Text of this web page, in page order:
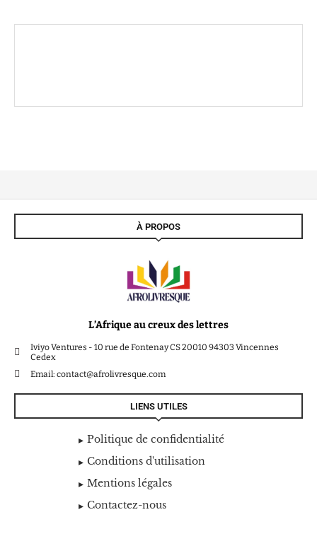
À PROPOS
L’Afrique au creux des lettres
Iviyo Ventures - 10 rue de Fontenay CS 20010 94303 Vincennes
Cedex
Email: contact@afrolivresque.com
LIENS UTILES
Politique de confidentialité
Conditions d'utilisation
Mentions légales
Contactez-nous